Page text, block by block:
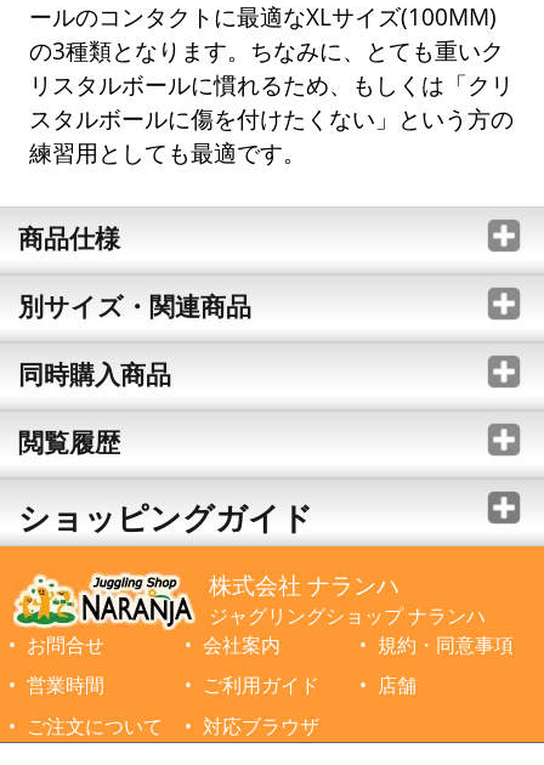
ールのコンタクトに最適なXLサイズ(100MM)
の3種類となります。ちなみに、とても重いク
リスタルボールに慣れるため、もしくは「クリ
スタルボールに傷を付けたくない」という方の
練習用としても最適です。
商品仕様
別サイズ・関連商品
同時購入商品
閲覧履歴
ショッピングガイド
株式会社 ナランハ
ジャグリングショップ ナランハ
お問合せ
会社案内
規約・同意事項
営業時間
ご利用ガイド
店舗
ご注文について
対応ブラウザ